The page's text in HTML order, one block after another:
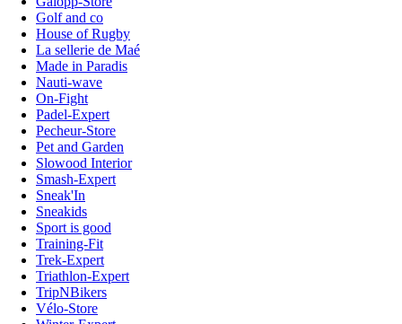
Golf and co
House of Rugby
La sellerie de Maé
Made in Paradis
Nauti-wave
On-Fight
Padel-Expert
Pecheur-Store
Pet and Garden
Slowood Interior
Smash-Expert
Sneak'In
Sneakids
Sport is good
Training-Fit
Trek-Expert
Triathlon-Expert
TripNBikers
Vélo-Store